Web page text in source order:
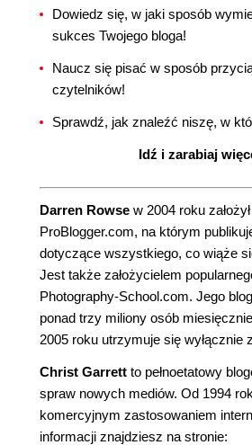
Dowiedz się, w jaki sposób
sukces Twojego bloga!
Naucz się pisać w sposób
czytelników!
Sprawdź, jak znaleźć niszę, w
Idź i zarabiaj
Darren Rowse w 2004 roku
ProBlogger.com, na którym
dotyczące wszystkiego, co wiąże
Jest także założycielem
Photography-School.com. Jego
ponad trzy miliony osób
2005 roku utrzymuje się wyłącznie
Christ Garrett to pełnoetatowy
spraw nowych mediów. Od 1994
komercyjnym zastosowaniem
informacji znajdziesz na stronie: